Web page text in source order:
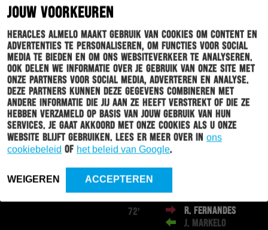
JOUW VOORKEUREN
Heracles Almelo maakt gebruik van cookies om content en
advertenties te personaliseren, om functies voor social
media te bieden en om ons websiteverkeer te analyseren.
Ook delen we informatie over je gebruik van onze site met
onze partners voor social media, adverteren en analyse.
Deze partners kunnen deze gegevens combineren met
andere informatie die jij aan ze heeft verstrekt of die ze
hebben verzameld op basis van jouw gebruik van hun
services. Je gaat akkoord met onze cookies als u onze
website blijft gebruiken. Lees er meer over in ons
cookiebeleid of het beleid van Google.
WEIGEREN ACCEPTEREN
M. LEŠ
T. BRUNS
L. WEHMEYER
77'
S. ARMENTEROS
A. SATRIANO
72'
72'
R. FERNANDES
J. MARKELO